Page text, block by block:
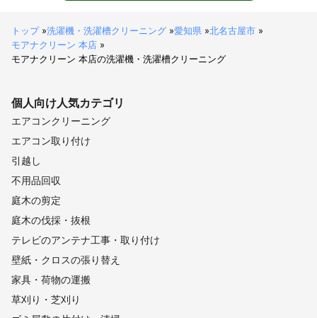
トップ»洗濯機・洗濯槽クリーニング »愛知県 »北名古屋市 »
モアナクリーン 本店 »
モアナクリーン 本店の洗濯機・洗濯槽クリーニング
個人向け人気カテゴリ
エアコンクリーニング
エアコン取り付け
引越し
不用品回収
庭木の剪定
庭木の伐採・抜根
テレビのアンテナ工事・取り付け
壁紙・クロスの張り替え
家具・荷物の運搬
草刈り・芝刈り